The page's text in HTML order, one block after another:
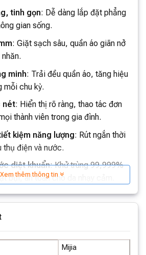
tinh gọn: Dễ dàng lắp đặt phẳng
gian sống.
: Giặt sạch sâu, quần áo giãn nở
minh: Trải đều quần áo, tăng hiệu
mỗi chu kỳ.
nét: Hiển thị rõ ràng, thao tác đơn
thành viên trong gia đình.
kiệm năng lượng: Rút ngắn thời
điện và nước.
diệt khuẩn: Khử trùng 99,999%
bụi, an toàn cho da nhạy cảm.
động trực tiếp: Hoạt động êm ái,
mọi lúc, mọi nơi.
Xem thêm thông tin
Mijia